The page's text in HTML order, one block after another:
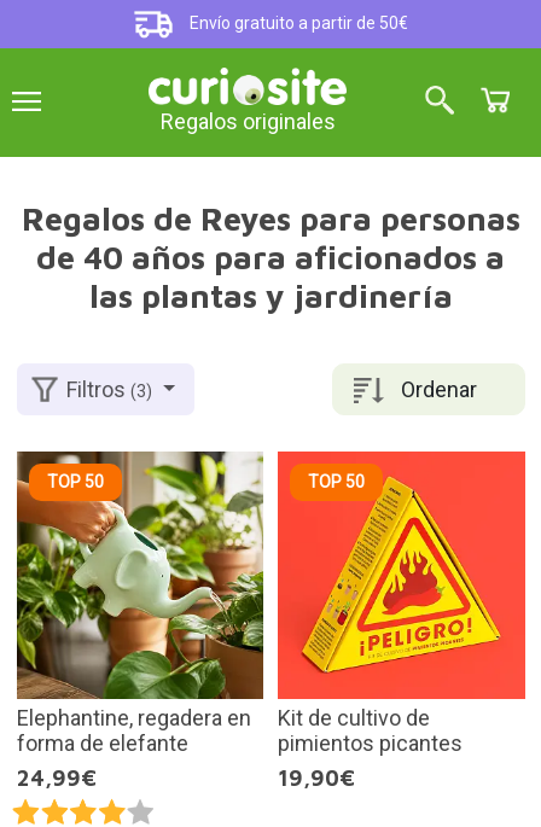
Envío gratuito a partir de 50€
Regalos originales
Regalos de Reyes para personas
de 40 años para aficionados a
las plantas y jardinería
Ordenar
Filtros(3)
TOP 50
Elephantine, regadera en
forma de elefante
24,99€
TOP 50
Kit de cultivo de
pimientos picantes
19,90€